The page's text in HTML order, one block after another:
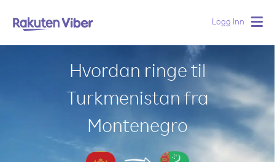
Logg Inn
Hvordan ringe til
Turkmenistan fra
Montenegro